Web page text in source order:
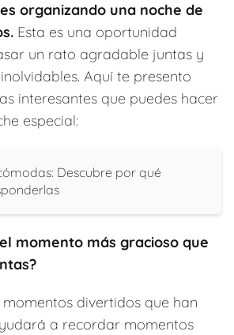
organizando una noche de
Esta es una oportunidad
un rato agradable juntas y
Aquí te presento
interesantes que puedes hacer
especial:
Descubre por qué
el momento más gracioso que
divertidos que han
a recordar momentos